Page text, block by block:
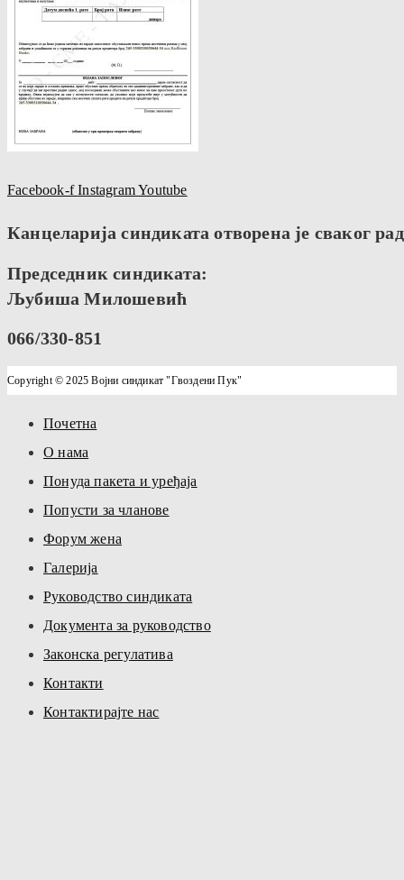
Facebook-f InstagramYoutube
Канцеларија синдиката отворена је сваког
Председник синдиката:
Љубиша Милошевић
066/330-851
Copyright © 2025 Војни синдикат "Гвоздени Пук"
Почетна
О нама
Понуда пакета и уређаја
Попусти за чланове
Форум жена
Галерија
Руководство синдиката
Документа за руководство
Законска регулатива
Контакти
Контактирајте нас